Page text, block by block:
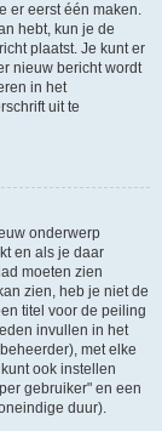
er eerst één maken.
hebt, kun je de
plaatst. Je kunt er
nieuw bericht wordt
in het
uit te
onderwerp
en als je daar
moeten zien
zien, heb je niet de
titel voor de peiling
invullen in het
met elke
ook instellen
gebruiker" en een
duur).